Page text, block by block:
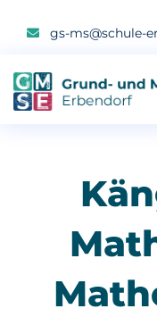
gs-ms@schule-